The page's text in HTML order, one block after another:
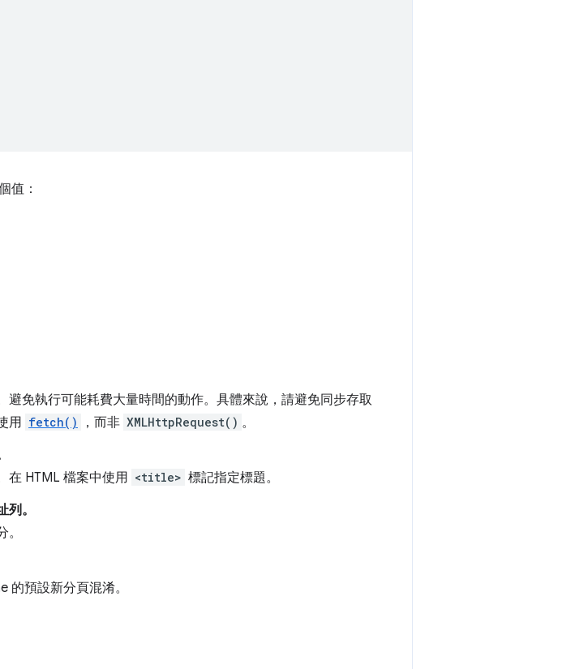
值：
避免執行可能耗費大量時間的動作。具體來說，請避免同步存取
用 fetch() ，而非 XMLHttpRequest() 。
在 HTML 檔案中使用 <title> 標記指定標題。
。
的預設新分頁混淆。